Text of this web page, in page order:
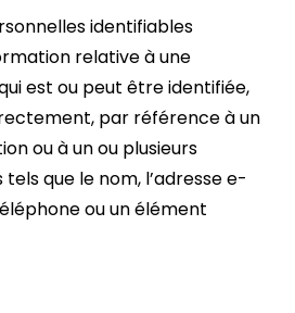
identifiables
relative à une
est ou peut être identifiée,
par référence à un
ou à un ou plusieurs
que le nom, l’adresse e-
ou un élément